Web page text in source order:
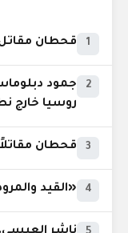
1 قحطان مقاتل
2
جمود
روسيا خارج
3 قحطان مقاتلاً
4 «القيد